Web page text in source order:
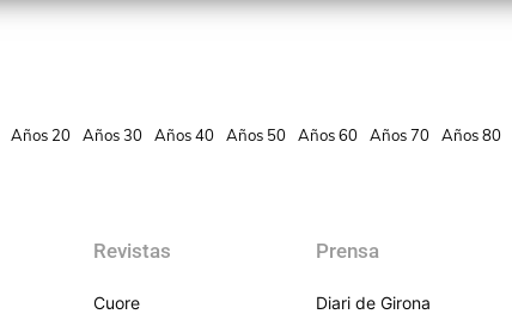
Años 20 Años 30 Años 40 Años 50 Años 60 Años 70 Años 80
Revistas
Cuore
Prensa
Diari de Girona